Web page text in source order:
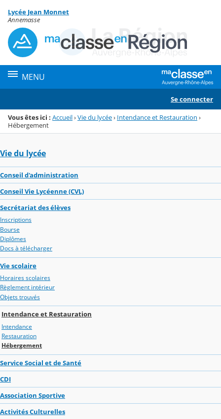
Menu de la rubrique
Contenu
Lycée Jean Monnet
Annemasse
MENU
Se connecter
Vous êtes ici : Accueil›Vie du lycée› Intendance et Restauration ›
Hébergement
Vie du lycée
Conseil d'administration
Conseil Vie Lycéenne (CVL)
Secrétariat des élèves
Inscriptions
Bourse
Diplômes
Docs à télécharger
Vie scolaire
Horaires scolaires
Règlement intérieur
Objets trouvés
Intendance et Restauration
Intendance
Restauration
Hébergement
Service Social et de Santé
CDI
Association Sportive
Activités Culturelles